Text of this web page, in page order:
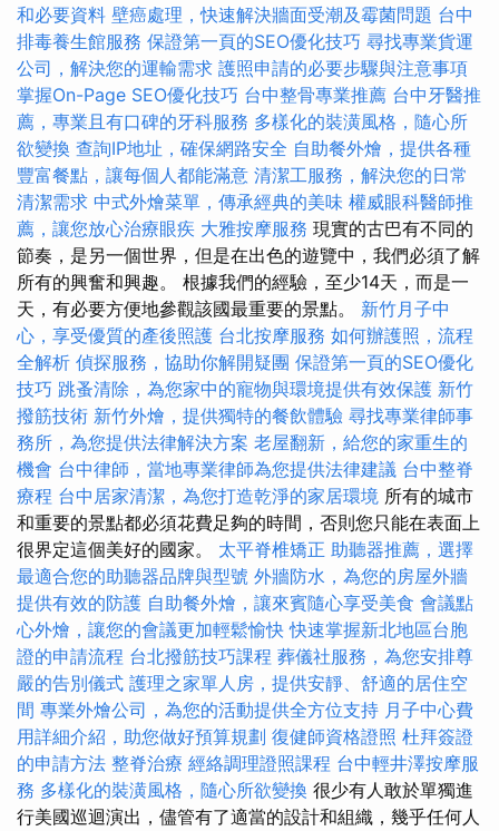
和必要資料 壁癌處理，快速解決牆面受潮及霉菌問題 台中
排毒養生館服務 保證第一頁的SEO優化技巧 尋找專業貨運
公司，解決您的運輸需求 護照申請的必要步驟與注意事項
掌握On-Page SEO優化技巧 台中整骨專業推薦 台中牙醫推
薦，專業且有口碑的牙科服務 多樣化的裝潢風格，隨心所
欲變換 查詢IP地址，確保網路安全 自助餐外燴，提供各種
豐富餐點，讓每個人都能滿意 清潔工服務，解決您的日常
清潔需求 中式外燴菜單，傳承經典的美味 權威眼科醫師推
薦，讓您放心治療眼疾 大雅按摩服務 現實的古巴有不同的
節奏，是另一個世界，但是在出色的遊覽中，我們必須了解
所有的興奮和興趣。 根據我們的經驗，至少14天，而是一
天，有必要方便地參觀該國最重要的景點。 新竹月子中
心，享受優質的產後照護 台北按摩服務 如何辦護照，流程
全解析 偵探服務，協助你解開疑團 保證第一頁的SEO優化
技巧 跳蚤清除，為您家中的寵物與環境提供有效保護 新竹
撥筋技術 新竹外燴，提供獨特的餐飲體驗 尋找專業律師事
務所，為您提供法律解決方案 老屋翻新，給您的家重生的
機會 台中律師，當地專業律師為您提供法律建議 台中整脊
療程 台中居家清潔，為您打造乾淨的家居環境 所有的城市
和重要的景點都必須花費足夠的時間，否則您只能在表面上
很界定這個美好的國家。 太平脊椎矯正 助聽器推薦，選擇
最適合您的助聽器品牌與型號 外牆防水，為您的房屋外牆
提供有效的防護 自助餐外燴，讓來賓隨心享受美食 會議點
心外燴，讓您的會議更加輕鬆愉快 快速掌握新北地區台胞
證的申請流程 台北撥筋技巧課程 葬儀社服務，為您安排尊
嚴的告別儀式 護理之家單人房，提供安靜、舒適的居住空
間 專業外燴公司，為您的活動提供全方位支持 月子中心費
用詳細介紹，助您做好預算規劃 復健師資格證照 杜拜簽證
的申請方法 整脊治療 經絡調理證照課程 台中輕井澤按摩服
務 多樣化的裝潢風格，隨心所欲變換 很少有人敢於單獨進
行美國巡迴演出，儘管有了適當的設計和組織，幾乎任何人